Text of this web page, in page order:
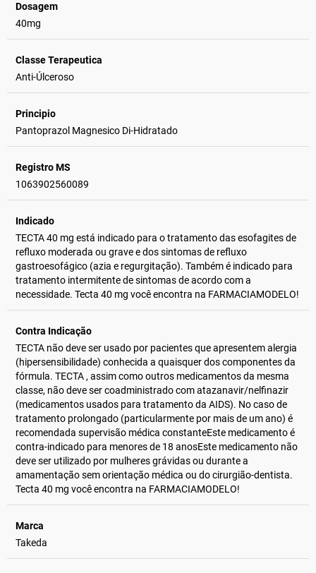
Dosagem
40mg
Classe Terapeutica
Anti-Úlceroso
Principio
Pantoprazol Magnesico Di-Hidratado
Registro MS
1063902560089
Indicado
TECTA 40 mg está indicado para o tratamento das esofagites de
refluxo moderada ou grave e dos sintomas de refluxo
gastroesofágico (azia e regurgitação). Também é indicado para
tratamento intermitente de sintomas de acordo com a
necessidade. Tecta 40 mg você encontra na FARMACIAMODELO!
Contra Indicação
TECTA não deve ser usado por pacientes que apresentem alergia
(hipersensibilidade) conhecida a quaisquer dos componentes da
fórmula. TECTA , assim como outros medicamentos da mesma
classe, não deve ser coadministrado com atazanavir/nelfinazir
(medicamentos usados para tratamento da AIDS). No caso de
tratamento prolongado (particularmente por mais de um ano) é
recomendada supervisão médica constanteEste medicamento é
contra-indicado para menores de 18 anosEste medicamento não
deve ser utilizado por mulheres grávidas ou durante a
amamentação sem orientação médica ou do cirurgião-dentista.
Tecta 40 mg você encontra na FARMACIAMODELO!
Marca
Takeda